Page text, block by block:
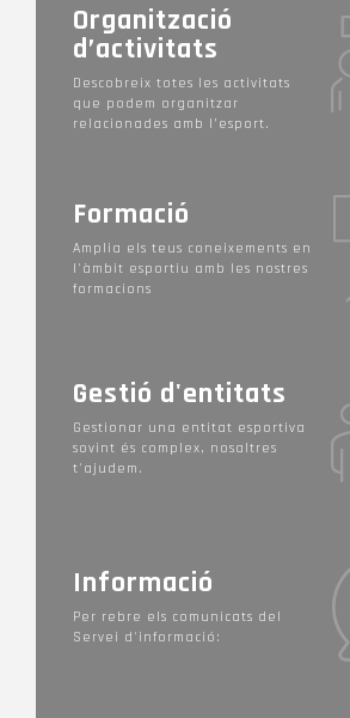
Organització
d’activitats
Descobreix totes les activitats
que podem organitzar
relacionades amb l’esport.
Formació
Amplia els teus coneixements en
l'àmbit esportiu amb les nostres
formacions
Gestió d'entitats
Gestionar una entitat esportiva
sovint és complex, nosaltres
t'ajudem.
Informació
Per rebre els comunicats del
Servei d'informació: